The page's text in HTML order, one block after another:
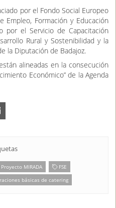
por el Fondo Social Europeo
Empleo, Formación y Educación
por el Servicio de Capacitación
Rural y Sostenibilidad y la
la Diputación de Badajoz.
alineadas en la consecución
Económico” de la Agenda
MIRADA
FSE
básicas de catering